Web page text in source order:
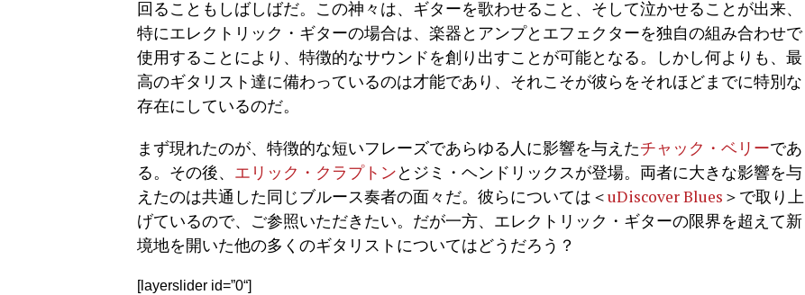
回ることもしばしばだ。この神々は、ギターを歌わせること、そして泣かせることが出来、
特にエレクトリック・ギターの場合は、楽器とアンプとエフェクターを独自の組み合わせで
使用することにより、特徴的なサウンドを創り出すことが可能となる。しかし何よりも、最
高のギタリスト達に備わっているのは才能であり、それこそが彼らをそれほどまでに特別な
存在にしているのだ。
まず現れたのが、特徴的な短いフレーズであらゆる人に影響を与えたチャック・ベリーであ
る。その後、 エリック・クラプトンとジミ・ヘンドリックスが登場。両者に大きな影響を与
えたのは共通した同じブルース奏者の面々だ。彼らについては＜uDiscover Blues ＞で取り上
げているので、ご参照いただきたい。だが一方、エレクトリック・ギターの限界を超えて新
境地を開いた他の多くのギタリストについてはどうだろう？
[layerslider id=”0“]